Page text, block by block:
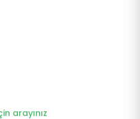
arayınız